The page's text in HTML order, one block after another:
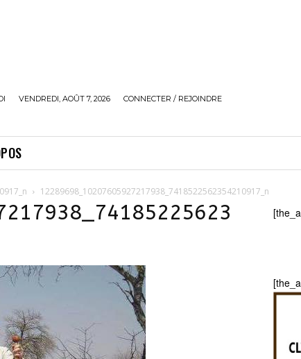
VENDREDI, AOÛT 7, 2026 CONNECTER / REJOINDRE
12289698_10207605927217938_7418522562354210917_n